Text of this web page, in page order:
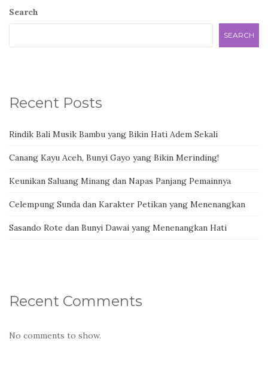
Search
SEARCH
Recent Posts
Rindik Bali Musik Bambu yang Bikin Hati Adem Sekali
Canang Kayu Aceh, Bunyi Gayo yang Bikin Merinding!
Keunikan Saluang Minang dan Napas Panjang Pemainnya
Celempung Sunda dan Karakter Petikan yang Menenangkan
Sasando Rote dan Bunyi Dawai yang Menenangkan Hati
Recent Comments
No comments to show.